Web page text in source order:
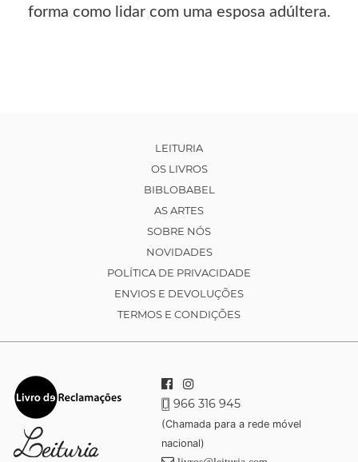
forma como lidar com uma esposa adúltera.
LEITURIA
OS LIVROS
BIBLOBABEL
AS ARTES
SOBRE NÓS
NOVIDADES
POLÍTICA DE PRIVACIDADE
ENVIOS E DEVOLUÇÕES
TERMOS E CONDIÇÕES
966 316 945
(Chamada para a rede móvel
nacional)